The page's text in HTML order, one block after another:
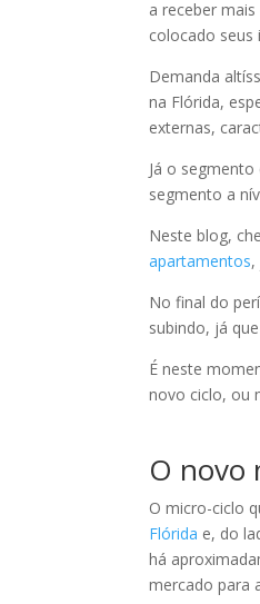
a receber
colocado
Demanda
na Flórida,
externas,
Já o
segmento a
Neste blog,
apartamentos,
No final do
subindo, já
É neste
novo ciclo, ou
O novo
O micro-ciclo
Flórida e, do
há
mercado para